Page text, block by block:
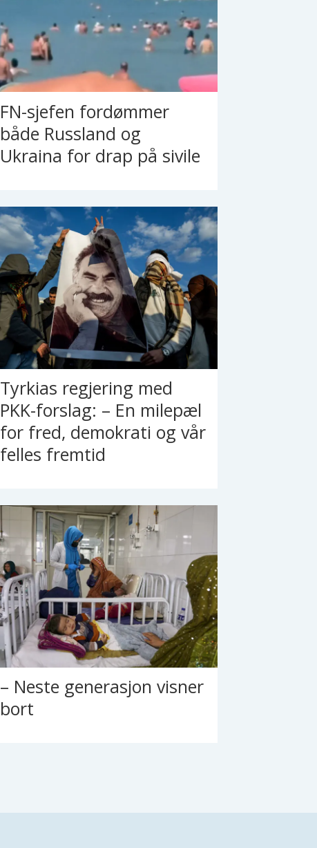
FN-sjefen fordømmer
både Russland og
Ukraina for drap på sivile
Tyrkias regjering med
PKK-forslag: – En milepæl
for fred, demokrati og vår
felles fremtid
– Neste generasjon visner
bort